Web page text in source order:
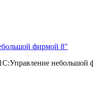
фирмой 8"
небольшой